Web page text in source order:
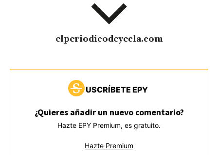
elperiodicodeyecla.com
USCRÍBETE EPY
¿Quieres añadir un nuevo comentario?
Hazte EPY Premium, es gratuito.
Hazte Premium